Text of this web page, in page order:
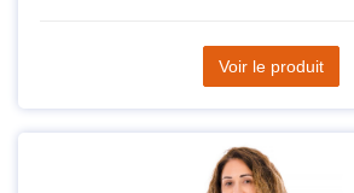
Voir le produit